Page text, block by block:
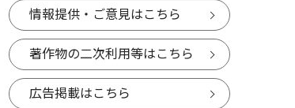
情報提供・ご意見はこちら
著作物の二次利用等はこちら
広告掲載はこちら